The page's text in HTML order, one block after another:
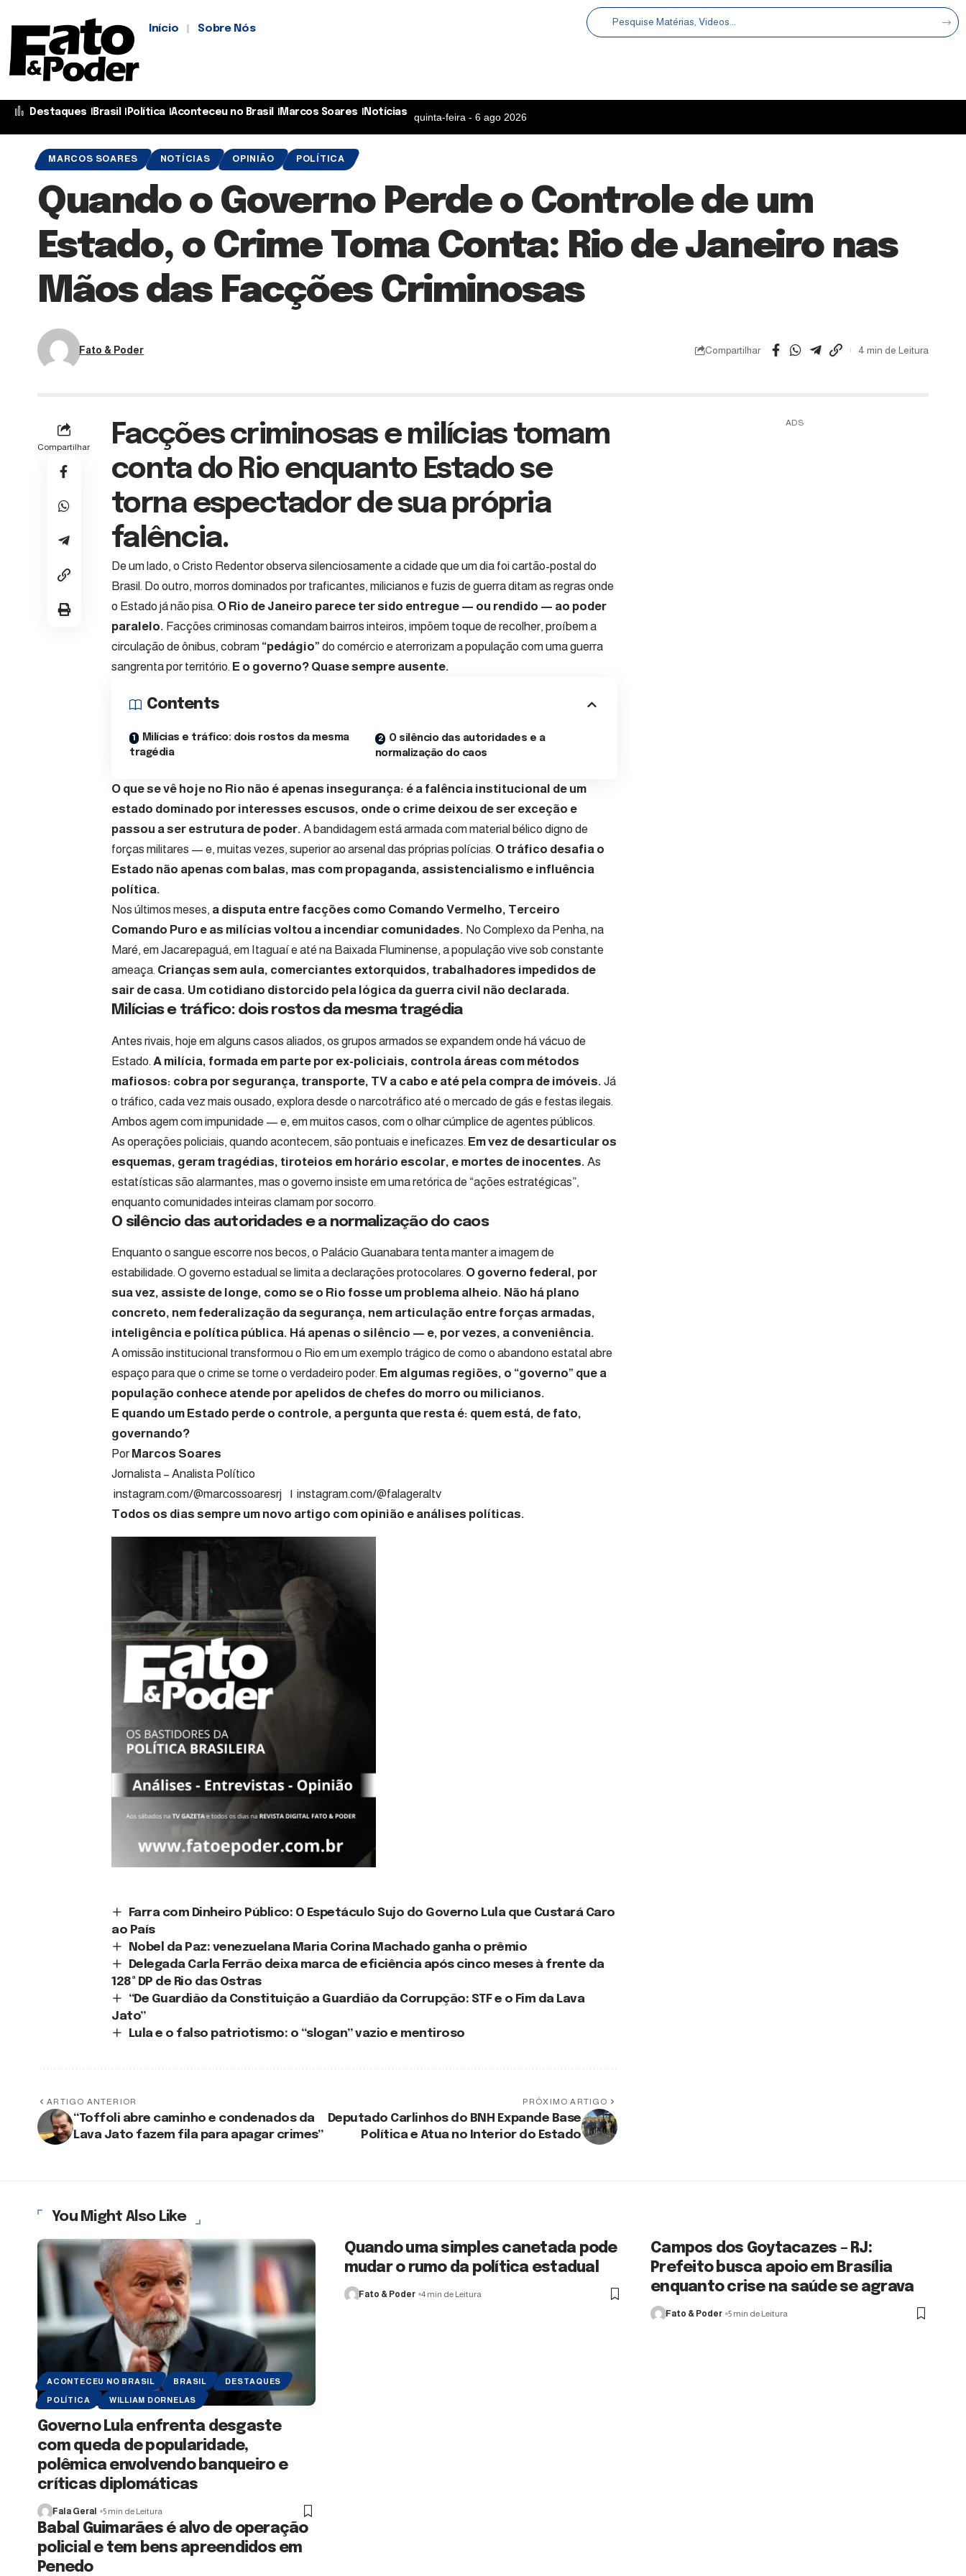
Início Sobre Nós
Destaques Brasil Política Aconteceu no Brasil Marcos Soares Notícias quinta-feira - 6 ago 2026
MARCOS SOARES NOTÍCIAS OPINIÃO POLÍTICA
Quando o Governo Perde o Controle de um
Estado, o Crime Toma Conta: Rio de Janeiro nas
Mãos das Facções Criminosas
Fato & Poder Compartilhar 4 min de Leitura
Compartilhar
Facções criminosas e milícias tomam
conta do Rio enquanto Estado se
torna espectador de sua própria
falência.
De um lado, o Cristo Redentor observa silenciosamente a cidade que um dia foi cartão-postal do
Brasil. Do outro, morros dominados por traficantes, milicianos e fuzis de guerra ditam as regras onde
o Estado já não pisa. O Rio de Janeiro parece ter sido entregue — ou rendido — ao poder
paralelo. Facções criminosas comandam bairros inteiros, impõem toque de recolher, proíbem a
circulação de ônibus, cobram “pedágio” do comércio e aterrorizam a população com uma guerra
sangrenta por território. E o governo? Quase sempre ausente.
Contents
Milícias e tráfico: dois rostos da mesma
tragédia
O silêncio das autoridades e a
normalização do caos
O que se vê hoje no Rio não é apenas insegurança: é a falência institucional de um
estado dominado por interesses escusos, onde o crime deixou de ser exceção e
passou a ser estrutura de poder. A bandidagem está armada com material bélico digno de
forças militares — e, muitas vezes, superior ao arsenal das próprias polícias. O tráfico desafia o
Estado não apenas com balas, mas com propaganda, assistencialismo e influência
política.
Nos últimos meses, a disputa entre facções como Comando Vermelho, Terceiro
Comando Puro e as milícias voltou a incendiar comunidades. No Complexo da Penha, na
Maré, em Jacarepaguá, em Itaguaí e até na Baixada Fluminense, a população vive sob constante
ameaça. Crianças sem aula, comerciantes extorquidos, trabalhadores impedidos de
sair de casa. Um cotidiano distorcido pela lógica da guerra civil não declarada.
Milícias e tráfico: dois rostos da mesma tragédia
Antes rivais, hoje em alguns casos aliados, os grupos armados se expandem onde há vácuo de
Estado. A milícia, formada em parte por ex-policiais, controla áreas com métodos
mafiosos: cobra por segurança, transporte, TV a cabo e até pela compra de imóveis. Já
o tráfico, cada vez mais ousado, explora desde o narcotráfico até o mercado de gás e festas ilegais.
Ambos agem com impunidade — e, em muitos casos, com o olhar cúmplice de agentes públicos.
As operações policiais, quando acontecem, são pontuais e ineficazes. Em vez de desarticular os
esquemas, geram tragédias, tiroteios em horário escolar, e mortes de inocentes. As
estatísticas são alarmantes, mas o governo insiste em uma retórica de “ações estratégicas”,
enquanto comunidades inteiras clamam por socorro.
O silêncio das autoridades e a normalização do caos
Enquanto o sangue escorre nos becos, o Palácio Guanabara tenta manter a imagem de
estabilidade. O governo estadual se limita a declarações protocolares. O governo federal, por
sua vez, assiste de longe, como se o Rio fosse um problema alheio. Não há plano
concreto, nem federalização da segurança, nem articulação entre forças armadas,
inteligência e política pública. Há apenas o silêncio — e, por vezes, a conveniência.
A omissão institucional transformou o Rio em um exemplo trágico de como o abandono estatal abre
espaço para que o crime se torne o verdadeiro poder. Em algumas regiões, o “governo” que a
população conhece atende por apelidos de chefes do morro ou milicianos.
E quando um Estado perde o controle, a pergunta que resta é: quem está, de fato,
governando?
Por Marcos Soares
Jornalista – Analista Político
instagram.com/@marcossoaresrj | instagram.com/@falageraltv
Todos os dias sempre um novo artigo com opinião e análises políticas.
Farra com Dinheiro Público: O Espetáculo Sujo do Governo Lula que Custará Caro
ao País
Nobel da Paz: venezuelana Maria Corina Machado ganha o prêmio
Delegada Carla Ferrão deixa marca de eficiência após cinco meses à frente da
128ª DP de Rio das Ostras
“De Guardião da Constituição a Guardião da Corrupção: STF e o Fim da Lava
Jato”
Lula e o falso patriotismo: o “slogan” vazio e mentiroso
ARTIGO ANTERIOR
“Toffoli abre caminho e condenados da
Lava Jato fazem fila para apagar crimes”
PRÓXIMO ARTIGO
Deputado Carlinhos do BNH Expande Base
Política e Atua no Interior do Estado
ADS
You Might Also Like
ACONTECEU NO BRASIL BRASIL DESTAQUES
POLÍTICA WILLIAM DORNELAS
Governo Lula enfrenta desgaste
com queda de popularidade,
polêmica envolvendo banqueiro e
críticas diplomáticas
Fala Geral 5 min de Leitura
Quando uma simples canetada pode
mudar o rumo da política estadual
Fato & Poder 4 min de Leitura
Campos dos Goytacazes – RJ:
Prefeito busca apoio em Brasília
enquanto crise na saúde se agrava
Fato & Poder 5 min de Leitura
Babal Guimarães é alvo de operação
policial e tem bens apreendidos em
Penedo